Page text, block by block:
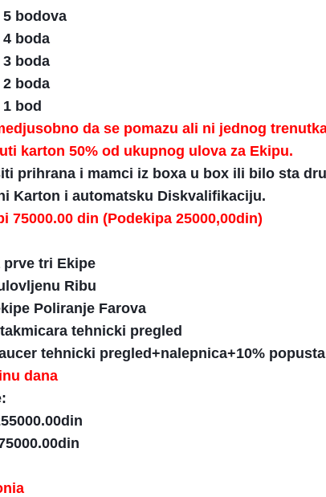
bodova
boda
boda
boda
bod
da se pomazu ali ni jednog
karton 50% od ukupnog ulova za Ekipu.
prihrana i mamci iz boxa u box ili bilo sta
Karton i automatsku Diskvalifikaciju.
75000.00 din (Podekipa 25000,00din)
prve tri Ekipe
Ribu
Poliranje Farova
tehnicki pregled
tehnicki pregled+nalepnica+10%
dana